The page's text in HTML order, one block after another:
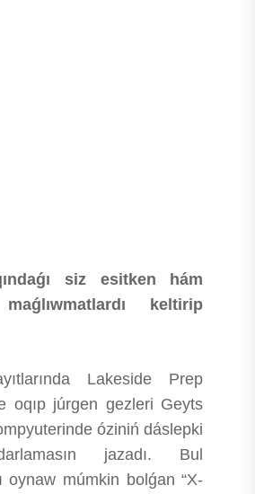
siz esitken hám
keltirip
Lakeside Prep
oqıp júrgen gezleri Geyts
óziniń dáslepki
jazadı. Bul
oynaw múmkin bolǵan “X-